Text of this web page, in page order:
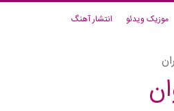
موزیک ویدئو انتشار آهنگ